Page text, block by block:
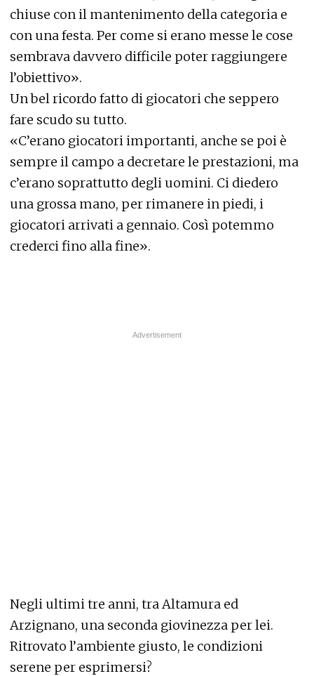
chiuse con il mantenimento della categoria e
con una festa. Per come si erano messe le cose
sembrava davvero difficile poter raggiungere
l’obiettivo».
Un bel ricordo fatto di giocatori che seppero
fare scudo su tutto.
«C’erano giocatori importanti, anche se poi è
sempre il campo a decretare le prestazioni, ma
c’erano soprattutto degli uomini. Ci diedero
una grossa mano, per rimanere in piedi, i
giocatori arrivati a gennaio. Così potemmo
crederci fino alla fine».
Negli ultimi tre anni, tra Altamura ed
Arzignano, una seconda giovinezza per lei.
Ritrovato l’ambiente giusto, le condizioni
serene per esprimersi?